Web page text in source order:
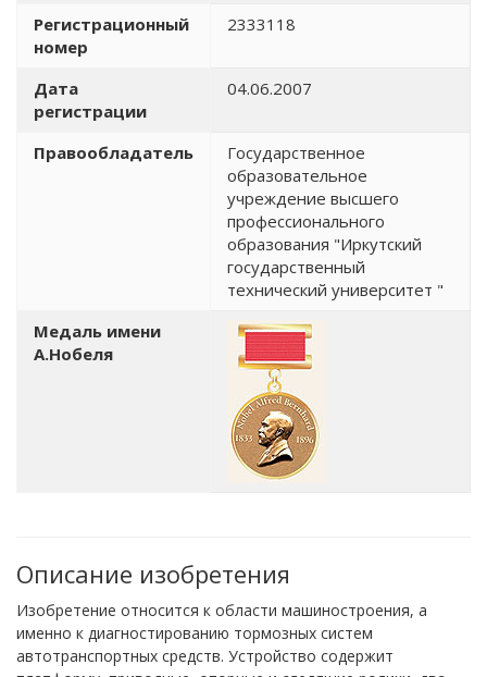
Регистрационный
номер
2333118
Дата
регистрации
04.06.2007
Правообладатель
Государственное
образовательное
учреждение высшего
профессионального
образования "Иркутский
государственный
технический университет "
Медаль имени
А.Нобеля
Описание изобретения
Изобретение относится к области машиностроения, а
именно к диагностированию тормозных систем
автотранспортных средств. Устройство содержит